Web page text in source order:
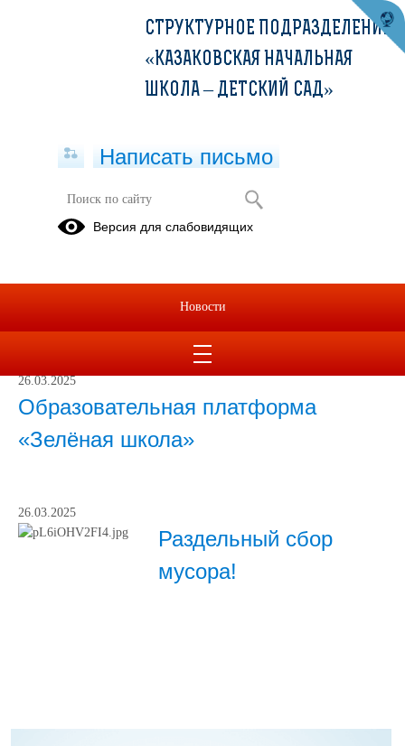
Материалы о раздельном сборе
отходов
Серия коротких мультфильмов
«Помощники Земли»
26.03.2025
Образовательная платформа
«Зелёная школа»
26.03.2025
Раздельный сбор
мусора!
СТРУКТУРНОЕ ПОДРАЗДЕЛЕНИЕ
«КАЗАКОВСКАЯ НАЧАЛЬНАЯ
ШКОЛА – ДЕТСКИЙ САД»
Написать письмо
Версия для слабовидящих
Новости